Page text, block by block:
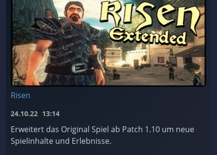
Risen
24.10.22 13:14
Erweitert das Original Spiel ab Patch 1.10 um neue
Spielinhalte und Erlebnisse.